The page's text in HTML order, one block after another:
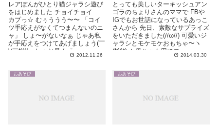
レアぽんがひとり猫ジャラシ遊び
をはじめました チョイチョイゞ
カプっ☆ むぅううう〜〜 「コイ
ツ手応えがなくてつまんないのニ
ャ」 しょ〜がないなぁ じゃあ私
が手応えをつけてあげましょう(￣
∀￣*))))←しゃお母 ( ゜...
2012.11.26
とっても美しいターキッシュアン
ゴラのちょりさんのママで FBや
IGでもお世話になっているあっこ
さんから 先日、素敵なサプライズ
をいただきました(//ω//) 可愛いジ
ャラシとモケモケおもちゃ〜ヽ
(*^^*)ノ 母ちゃん用にロ...
2014.03.30
おあそび おあそび